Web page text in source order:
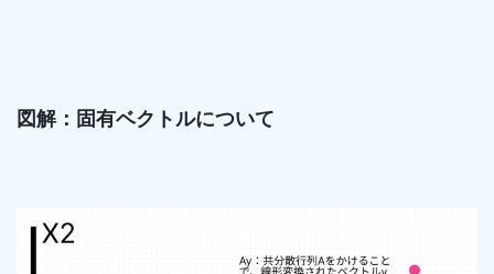
図解：固有ベクトルについて